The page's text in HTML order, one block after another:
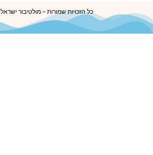
כל הזכויות שמורות – מולטיבור ישראל 2020